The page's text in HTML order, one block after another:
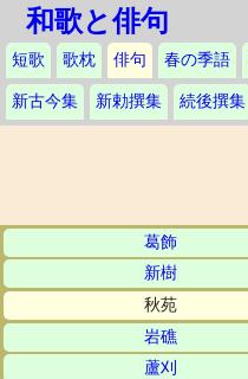
和歌と俳句
短歌 歌枕 俳句 春の季語
新古今集 新勅撰集 続後撰集
葛飾
新樹
秋苑
岩礁
蘆刈